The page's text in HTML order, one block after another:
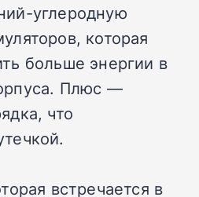
углеродную
которая
больше энергии в
Плюс —
что
встречается в